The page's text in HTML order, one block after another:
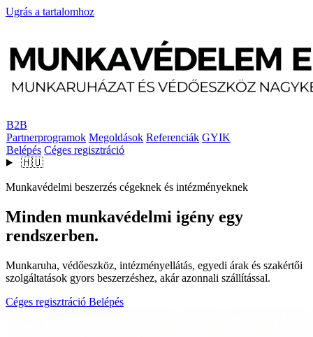
Ugrás a tartalomhoz
B2B
Partnerprogramok Megoldások Referenciák GYIK
Belépés Céges regisztráció
🇭🇺
Munkavédelmi beszerzés cégeknek és intézményeknek
Minden munkavédelmi igény egy
rendszerben.
Munkaruha, védőeszköz, intézményellátás, egyedi árak és szakértői
szolgáltatások gyors beszerzéshez, akár azonnali szállítással.
Céges regisztráció Belépés